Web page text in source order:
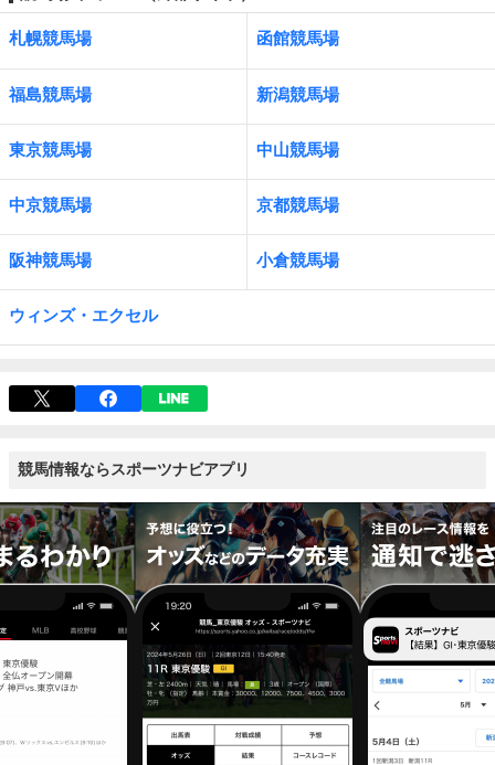
札幌競馬場 函館競馬場
福島競馬場 新潟競馬場
東京競馬場 中山競馬場
中京競馬場 京都競馬場
阪神競馬場 小倉競馬場
ウィンズ・エクセル
競馬情報ならスポーツナビアプリ